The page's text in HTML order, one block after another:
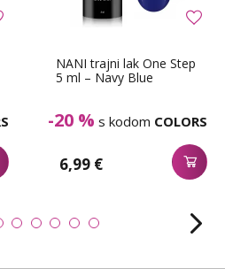
NANI trajni lak One Step
5 ml – Navy Blue
-20 % s kodom COLORS
6,99 €